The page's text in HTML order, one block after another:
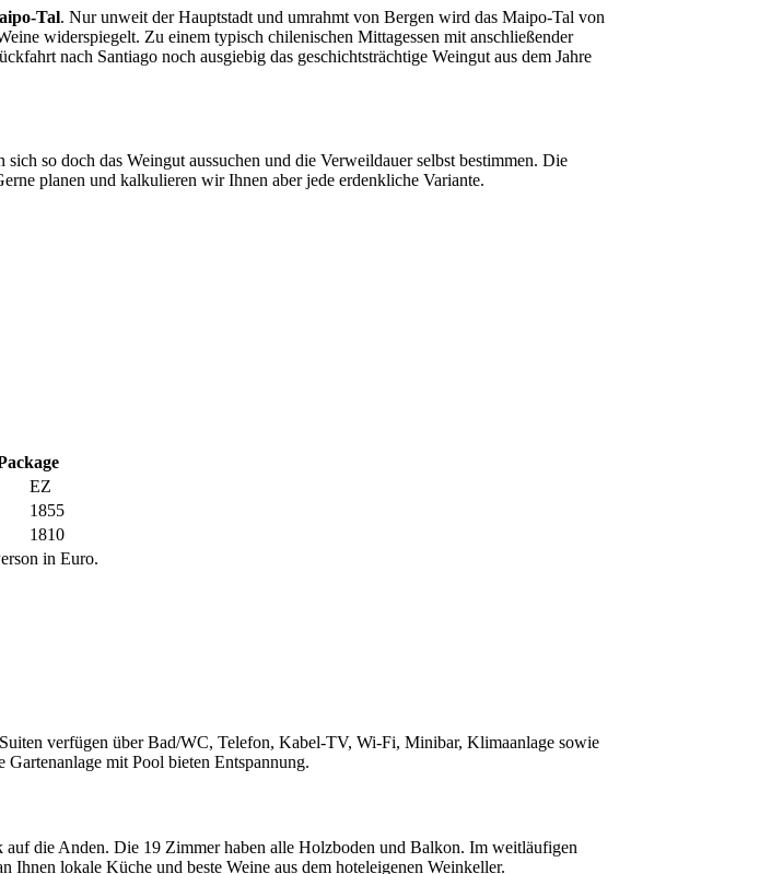
Tal. Nur unweit der Hauptstadt und umrahmt von Bergen wird das Maipo-Tal von
widerspiegelt. Zu einem typisch chilenischen Mittagessen mit anschließender
nach Santiago noch ausgiebig das geschichtsträchtige Weingut aus dem Jahre
so doch das Weingut aussuchen und die Verweildauer selbst bestimmen. Die
planen und kalkulieren wir Ihnen aber jede erdenkliche Variante.
EZ
1855
1810
in Euro.
verfügen über Bad/WC, Telefon, Kabel-TV, Wi-Fi, Minibar, Klimaanlage sowie
mit Pool bieten Entspannung.
die Anden. Die 19 Zimmer haben alle Holzboden und Balkon. Im weitläufigen
lokale Küche und beste Weine aus dem hoteleigenen Weinkeller.